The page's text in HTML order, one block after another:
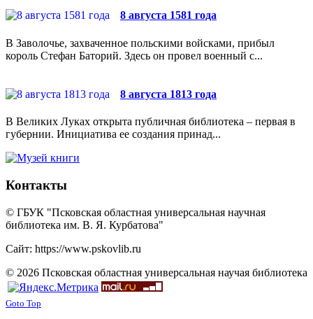
8 августа 1581 года
В Заволочье, захваченное польскими войсками, прибыл
король Стефан Баторий. Здесь он провел военный с...
8 августа 1813 года
В Великих Луках открыта публичная библиотека – первая в
губернии. Инициатива ее создания принад...
Контакты
© ГБУК "Псковская областная универсальная научная
библиотека им. В. Я. Курбатова"
Сайт: https://www.pskovlib.ru
© 2026 Псковская областная универсальная научая библиотека
Goto Top